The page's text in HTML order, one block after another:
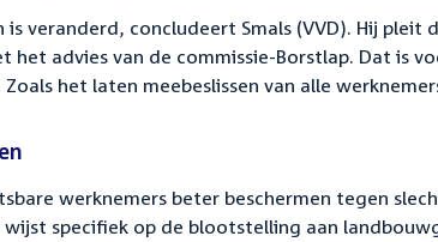
is veranderd, concludeert Smals (VVD). Hij
het advies van de commissie-Borstlap. Dat is
Zoals het laten meebeslissen van alle
werknemers beter beschermen tegen
wijst specifiek op de blootstelling aan